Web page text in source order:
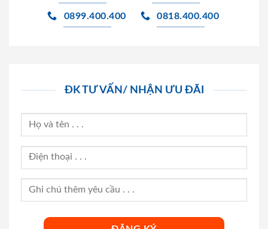
0899.400.400 0818.400.400
ĐK TƯ VẤN/ NHẬN ƯU ĐÃI